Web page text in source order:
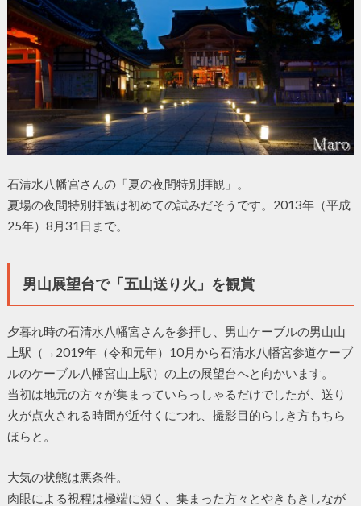
石清水八幡宮さんの「夏の夜間特別拝観」。
夏場の夜間特別拝観は初めての試みだそうです。2013年（平成
25年）8月31日まで。
男山展望台で「五山送り火」を観賞
夕暮れ時の石清水八幡宮さんを参拝し、男山ケーブルの男山山
上駅（→2019年（令和元年）10月から石清水八幡宮参道ケーブ
ルのケーブル八幡宮山上駅）の上の展望台へと向かいます。
当初は地元の方々が集まっていらっしゃるだけでしたが、送り
火が点火される時間が近付くにつれ、撮影目的らしき方もちら
ほらと。
大気の状態は悪条件。
肉眼による視程は極端に短く、集まった方々とやきもきしなが